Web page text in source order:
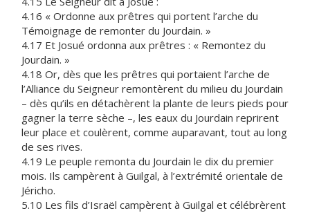
4.16 « Ordonne aux prêtres qui portent l’arche du
Témoignage de remonter du Jourdain. »
4.17 Et Josué ordonna aux prêtres : « Remontez du
Jourdain. »
4.18 Or, dès que les prêtres qui portaient l’arche de
l’Alliance du Seigneur remontèrent du milieu du Jourdain
– dès qu’ils en détachèrent la plante de leurs pieds pour
gagner la terre sèche –, les eaux du Jourdain reprirent
leur place et coulèrent, comme auparavant, tout au long
de ses rives.
4.19 Le peuple remonta du Jourdain le dix du premier
mois. Ils campèrent à Guilgal, à l’extrémité orientale de
Jéricho.
5.10 Les fils d’Israël campèrent à Guilgal et célébrèrent